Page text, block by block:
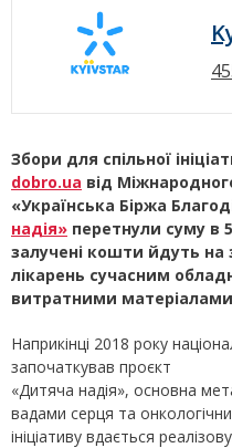
Збори для спільної
dobro.ua від
«Українська Біржа
надія» перетнули суму в
залучені кошти йдуть
лікарень сучасним
витратними
Наприкінці 2018 року
започаткував проєкт
«Дитяча надія», основна
вадами серця та
ініціативу вдається